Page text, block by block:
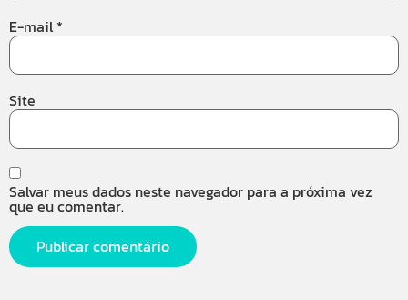
E-mail *
Site
Salvar meus dados neste navegador para a próxima vez
que eu comentar.